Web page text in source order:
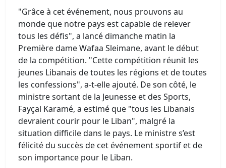
"Grâce à cet événement, nous prouvons au
monde que notre pays est capable de relever
tous les défis", a lancé dimanche matin la
Première dame Wafaa Sleimane, avant le début
de la compétition. "Cette compétition réunit les
jeunes Libanais de toutes les régions et de toutes
les confessions", a-t-elle ajouté. De son côté, le
ministre sortant de la Jeunesse et des Sports,
Fayçal Karamé, a estimé que "tous les Libanais
devraient courir pour le Liban", malgré la
situation difficile dans le pays. Le ministre s’est
félicité du succès de cet événement sportif et de
son importance pour le Liban.